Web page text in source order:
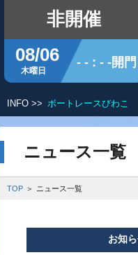
非開催
08/06
木曜日
- - : - -開門
シリーズインデックス
レース展望
開催日程
開催日程（年間）
交通ガイド
施設ガイド
ボートレースびわこを知る
特設バックナンバー
INFO >> ボートレースびわこ
ニュース一覧
TOP ニュース一覧
お知